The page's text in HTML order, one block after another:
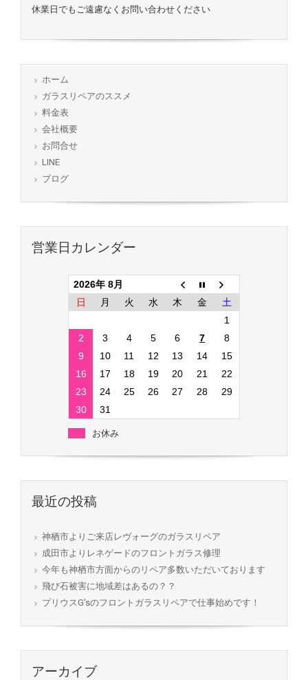
休業日でもご遠慮なくお問い合わせください
ホーム
ガラスリペアのススメ
料金表
会社概要
お問合せ
LINE
ブログ
営業日カレンダー
2026年 8月
日
月 火 水 木 金
土
1
2
3 4 5 6 7
8
9
10 11 12 13 14
15
16
17 18 19 20 21
22
23
24 25 26 27 28
29
30
31
お休み
最近の投稿
神栖市よりご来店レヴォーグのガラスリペア
成田市よりレネゲードのフロントガラス修理
今年も神栖市方面からのリペア多数いただいております
飛び石被害に地域差はあるの？？
プリウスG’sのフロントガラスリペアで仕事始めです！
アーカイブ